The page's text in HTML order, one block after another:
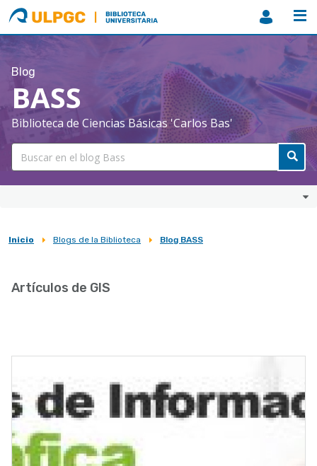
ULPGC
Biblioteca
ULPGC
Blog
BASS
Biblioteca de Ciencias Básicas 'Carlos Bas'
Sobrescribir
de
la
navegación
Inicio Blogs de la Biblioteca Blog BASS
Artículos de GIS